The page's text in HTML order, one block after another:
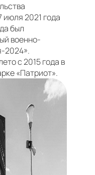
2021 года
был
военно-
2024».
с 2015 года в
«Патриот».